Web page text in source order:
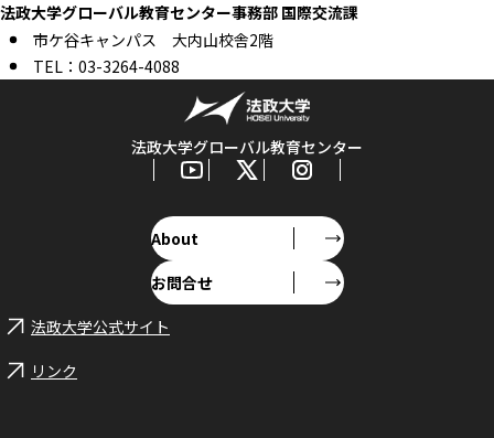
法政大学グローバル教育センター事務部 国際交流課
市ケ谷キャンパス 大内山校舎2階
TEL：03-3264-4088
法政大学グローバル教育センター
About
お問合せ
法政大学公式サイト
リンク